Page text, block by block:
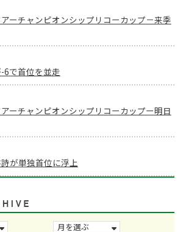
ーチャンピオンシップリコーカップ－来季
6で首位を並走
ーチャンピオンシップリコーカップー明日
が単独首位に浮上